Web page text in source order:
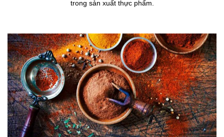
trong sản xuất thực phẩm.